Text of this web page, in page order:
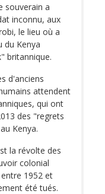
souverain a
inconnu, aux
le lieu où a
du Kenya
britannique.
d'anciens
attendent
qui ont
des "regrets
Kenya.
la révolte des
colonial
1952 et
été tués.